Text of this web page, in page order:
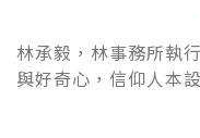
林承毅，林事務所執
與好奇心，信仰人本